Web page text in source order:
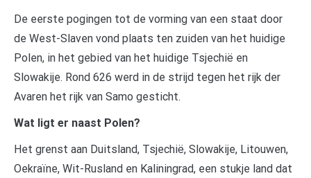
De eerste pogingen tot de vorming van een staat door
de West-Slaven vond plaats ten zuiden van het huidige
Polen, in het gebied van het huidige Tsjechië en
Slowakije. Rond 626 werd in de strijd tegen het rijk der
Avaren het rijk van Samo gesticht.
Wat ligt er naast Polen?
Het grenst aan Duitsland, Tsjechië, Slowakije, Litouwen,
Oekraïne, Wit-Rusland en Kaliningrad, een stukje land dat